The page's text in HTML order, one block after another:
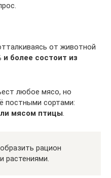
от животной
и более состоит из
любое мясо, но
постными сортами:
мясом птицы.
рацион
растениями.